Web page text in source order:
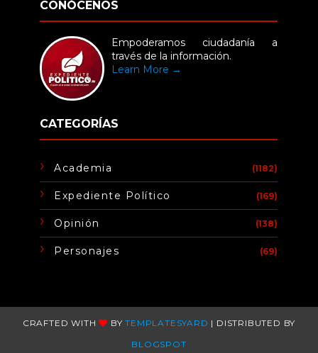
CONÓCENOS
Empoderamos ciudadanía a
través de la información.
Learn More →
CATEGORÍAS
Academia (1182)
Expediente Político (169)
Opinión (138)
Personajes (69)
CRAFTED WITH BYTEMPLATESYARD | DISTRIBUTED BY
BLOGSPOT